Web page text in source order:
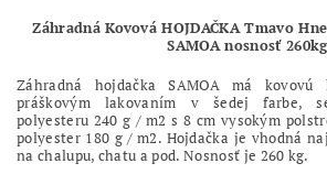
Záhradná Kovová HOJDAČKA Tmavo
SAMOA nosnosť 260kg
Záhradná hojdačka SAMOA má kovovú
práškovým lakovaním v šedej farbe,
polyesteru 240 g / m2 s 8 cm vysokým
polyester 180 g / m2. Hojdačka je vhodná
na chalupu, chatu a pod. Nosnosť je 260 kg.